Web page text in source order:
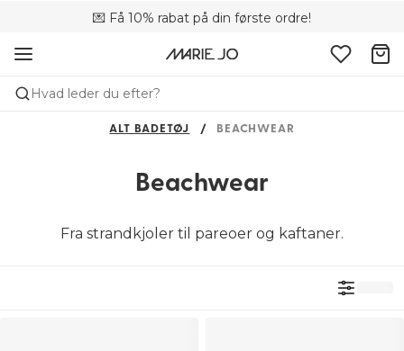
💌 Få 10% rabat på din første ordre!
🚚 Gratis levering over +699 kr.
📦 Fri returnering
Hvad leder du efter?
ALT BADETØJ BEACHWEAR
Beachwear
Fra strandkjoler til pareoer og kaftaner.